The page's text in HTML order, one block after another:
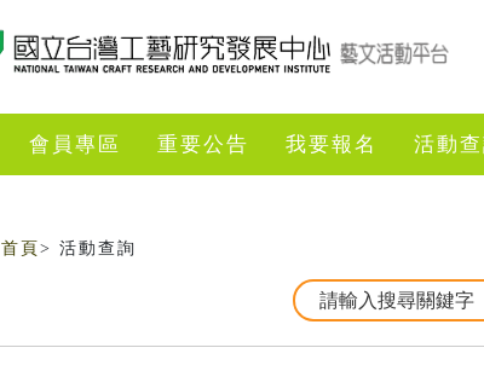
會員專區 重要公告 我要報名 活動
首頁 > 活動查詢